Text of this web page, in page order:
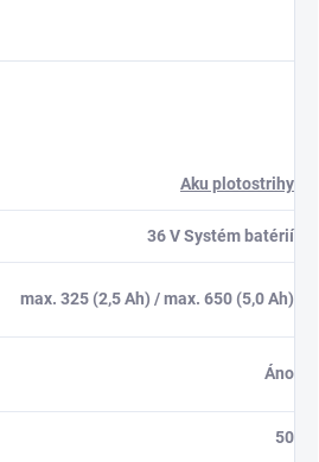
Aku plotostrihy
36 V Systém batérií
max. 325 (2,5 Ah) / max. 650 (5,0 Ah)
Áno
50